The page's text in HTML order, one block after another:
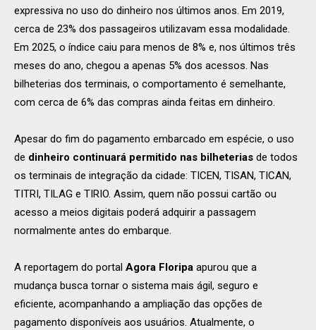
expressiva no uso do dinheiro nos últimos anos. Em 2019,
cerca de 23% dos passageiros utilizavam essa modalidade.
Em 2025, o índice caiu para menos de 8% e, nos últimos três
meses do ano, chegou a apenas 5% dos acessos. Nas
bilheterias dos terminais, o comportamento é semelhante,
com cerca de 6% das compras ainda feitas em dinheiro.
Apesar do fim do pagamento embarcado em espécie, o uso
de dinheiro continuará permitido nas bilheterias de todos
os terminais de integração da cidade: TICEN, TISAN, TICAN,
TITRI, TILAG e TIRIO. Assim, quem não possui cartão ou
acesso a meios digitais poderá adquirir a passagem
normalmente antes do embarque.
A reportagem do portal Agora Floripa apurou que a
mudança busca tornar o sistema mais ágil, seguro e
eficiente, acompanhando a ampliação das opções de
pagamento disponíveis aos usuários. Atualmente, o